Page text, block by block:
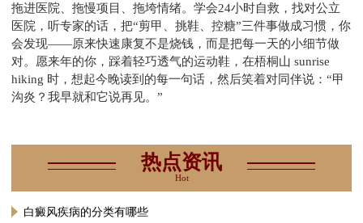
拖进医院、拖慢项目、拖垮情绪。学会24小时自救，找对公立
医院，听专家的话，把“剪甲、挑鞋、控糖”三件事做成习惯，你
会发现——原来快速康复不是烧钱，而是把每一天的小细节做
对。愿来年的你，踩着轻巧透气的运动鞋，在梧桐山 sunrise
hiking 时，想起今晚读到的每一句话，然后笑着对同伴说：“甲
沟炎？我早就和它说再见。”
热点资讯
Hot
白癜风疾病的分类有哪些